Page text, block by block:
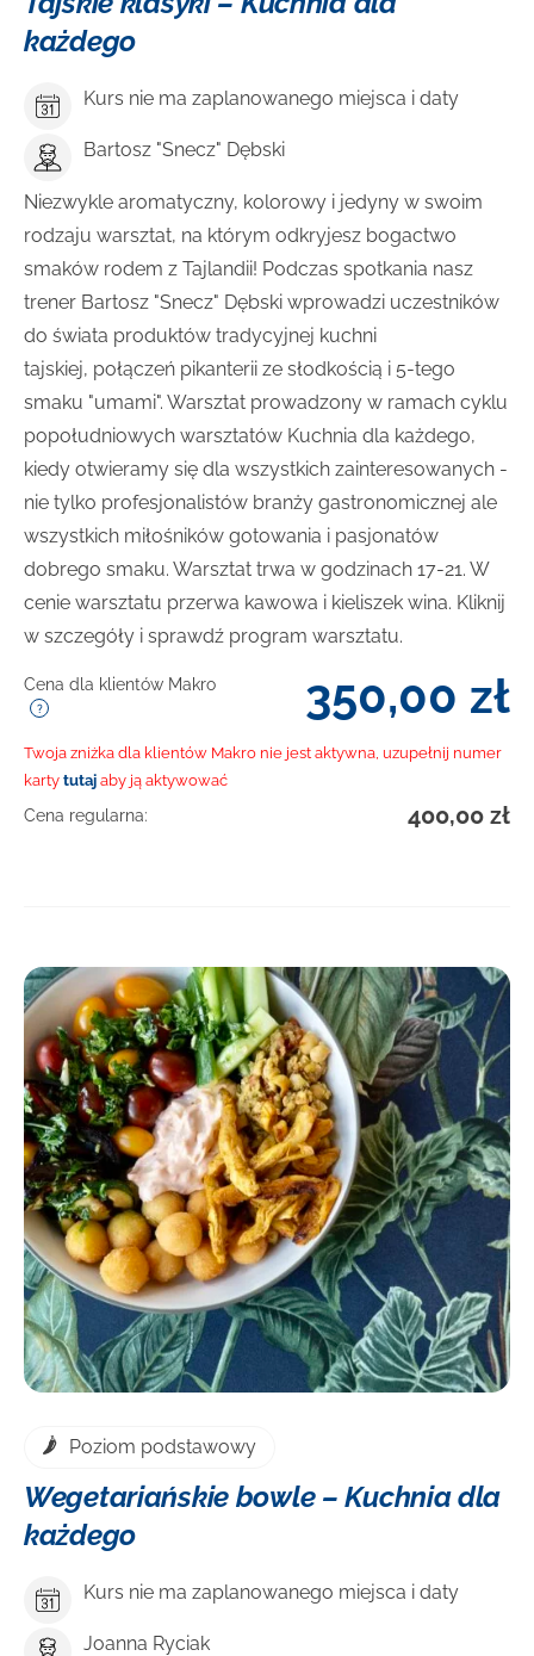
każdego
Kurs nie ma zaplanowanego miejsca i daty
Bartosz "Snecz" Dębski
Niezwykle aromatyczny, kolorowy i jedyny w swoim
rodzaju warsztat, na którym odkryjesz bogactwo
smaków rodem z Tajlandii! Podczas spotkania nasz
trener Bartosz "Snecz" Dębski wprowadzi uczestników
do świata produktów tradycyjnej kuchni
tajskiej, połączeń pikanterii ze słodkością i 5-tego
smaku "umami". Warsztat prowadzony w ramach cyklu
popołudniowych warsztatów Kuchnia dla każdego,
kiedy otwieramy się dla wszystkich zainteresowanych -
nie tylko profesjonalistów branży gastronomicznej ale
wszystkich miłośników gotowania i pasjonatów
dobrego smaku. Warsztat trwa w godzinach 17-21. W
cenie warsztatu przerwa kawowa i kieliszek wina. Kliknij
w szczegóły i sprawdź program warsztatu.
Cena dla klientów Makro 350,00 zł
Twoja zniżka dla klientów Makro nie jest aktywna, uzupełnij numer
karty tutaj aby ją aktywować
Cena regularna: 400,00 zł
DOWIEDZ SIĘ WIĘCEJ
Poziom podstawowy
Wegetariańskie bowle – Kuchnia dla
każdego
Kurs nie ma zaplanowanego miejsca i daty
Joanna Ryciak